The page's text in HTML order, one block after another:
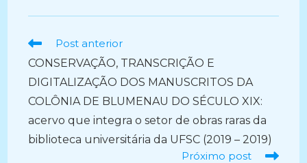
Ler
artigos
Post anterior
CONSERVAÇÃO, TRANSCRIÇÃO E
DIGITALIZAÇÃO DOS MANUSCRITOS DA
COLÔNIA DE BLUMENAU DO SÉCULO XIX:
acervo que integra o setor de obras raras da
biblioteca universitária da UFSC (2019 – 2019)
Próximo post